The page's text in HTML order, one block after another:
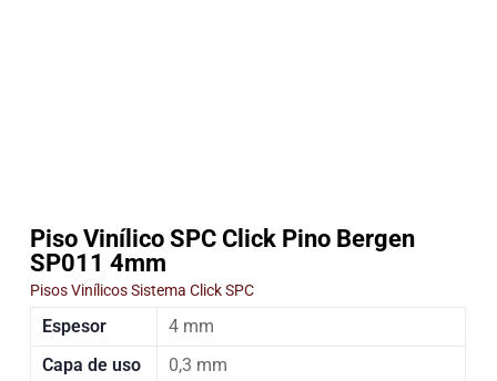
Piso Vinílico SPC Click Pino Bergen
SP011 4mm
Pisos Vinílicos Sistema Click SPC
Espesor
4 mm
Capa de uso
0,3 mm